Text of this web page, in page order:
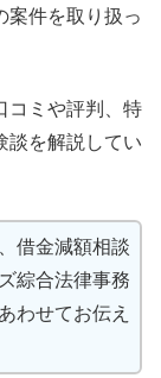
案件を取り扱っ
コミや評判、特
談を解説してい
借金減額相談
綜合法律事務
わせてお伝え